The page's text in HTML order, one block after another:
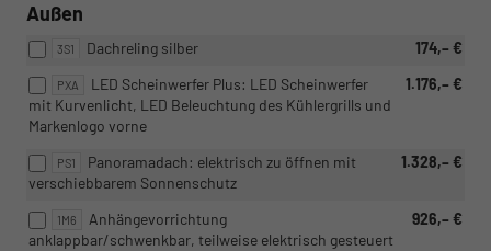
Außen
3S1 174,– €
Dachreling silber
PXA 1.176,– €
LED Scheinwerfer Plus: LED Scheinwerfer
mit Kurvenlicht, LED Beleuchtung des Kühlergrills und
Markenlogo vorne
PS1 1.328,– €
Panoramadach: elektrisch zu öffnen mit
verschiebbarem Sonnenschutz
1M6 926,– €
Anhängevorrichtung
anklappbar/schwenkbar, teilweise elektrisch gesteuert